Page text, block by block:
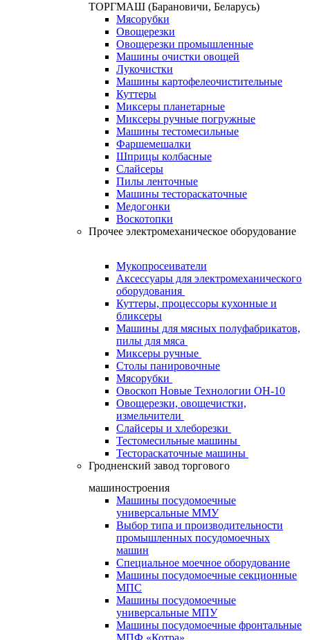
ТОРГМАШ (Барановичи, Беларусь)
Мясорубки
Овощерезки
Овощерезки промышленные
Машины очистки овощей
Лукочистки
Машины картофелеочистительные
Куттеры
Миксеры планетарные
Миксеры ручные погружные
Машины тестомесильные
Фаршемешалки
Шприцы колбасные
Слайсеры
Пилы ленточные
Машины тестораскаточные
Медогонки
Воскотопки
Прочее электромеханическое оборудование
Мукопросеиватели
Аксессуары для электромеханического
оборудования
Куттеры, процессоры кухонные и
бликсеры
Машины для мясных полуфабрикатов,
пилы для мяса
Миксеры ручные
Столы панировочные
Мясорубки
Овоскоп Новые Технологии ОН-10
Овощерезки, овощечистки,
измельчители
Слайсеры и хлеборезки
Тестомесильные машины
Тестораскаточные машины
Гродненский завод торгового
машиностроения
Машины посудомоечные
универсальные ММУ
Выбор типа и производительности
промышленных посудомоечных
машин
Специальное моечное оборудование
Машины посудомоечные секционные
МПС
Машины посудомоечные
универсальные МПУ
Машины посудомоечные фронтальные
МПФ «Котра»